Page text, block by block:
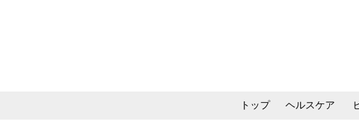
トップ ヘルスケア